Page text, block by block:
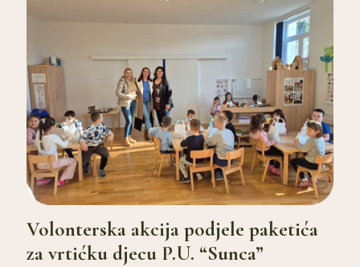
Volonterska akcija podjele paketića
za vrtićku djecu P.U. “Sunca”